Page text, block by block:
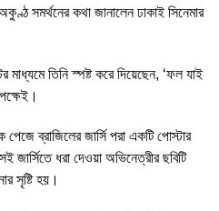
সমর্থনের কথা জানালেন ঢাকাই সিনেমার
তিনি স্পষ্ট করে দিয়েছেন, ‘ফল যাই
ব্রাজিলের জার্সি পরা একটি পোস্টার
ধরা দেওয়া অভিনেত্রীর ছবিটি
সৃষ্টি হয়।